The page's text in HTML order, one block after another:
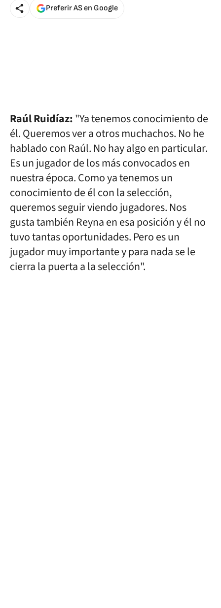
Preferir AS en Google
Raúl Ruidíaz:"Ya tenemos conocimiento de
él. Queremos ver a otros muchachos. No he
hablado con Raúl. No hay algo en particular.
Es un jugador de los más convocados en
nuestra época. Como ya tenemos un
conocimiento de él con la selección,
queremos seguir viendo jugadores. Nos
gusta también Reyna en esa posición y él no
tuvo tantas oportunidades. Pero es un
jugador muy importante y para nada se le
cierra la puerta a la selección".